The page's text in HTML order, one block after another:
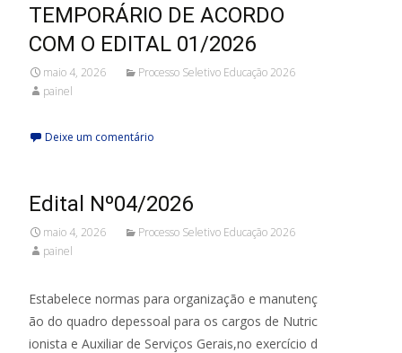
TEMPORÁRIO DE ACORDO
COM O EDITAL 01/2026
maio 4, 2026
Processo Seletivo Educação 2026
painel
Deixe um comentário
Edital Nº04/2026
maio 4, 2026
Processo Seletivo Educação 2026
painel
Estabelece normas para organização e manutenç
ão do quadro depessoal para os cargos de Nutric
ionista e Auxiliar de Serviços Gerais,no exercício d